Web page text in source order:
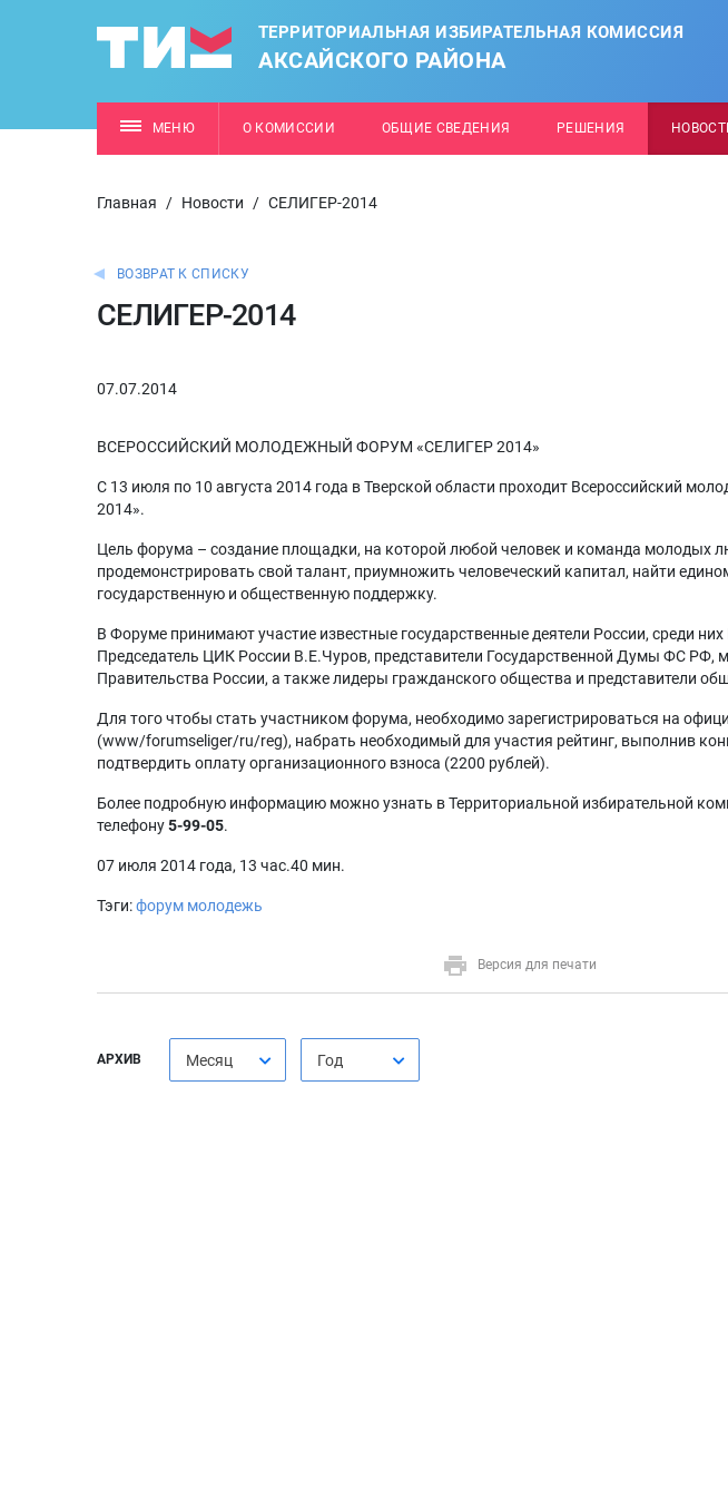
ТЕРРИТОРИАЛЬНАЯ ИЗБИРАТЕЛЬНАЯ КОМИССИЯ
АКСАЙСКОГО РАЙОНА
МЕНЮ О КОМИССИИ ОБЩИЕ СВЕДЕНИЯ РЕШЕНИЯ
Главная / Новости / СЕЛИГЕР-2014
ВОЗВРАТ К СПИСКУ
СЕЛИГЕР-2014
07.07.2014
ВСЕРОССИЙСКИЙ МОЛОДЕЖНЫЙ ФОРУМ «СЕЛИГЕР 2014»
С 13 июля по 10 августа 2014 года в Тверской области проходит Всероссийский
2014».
Цель форума – создание площадки, на которой любой человек и команда молодых
продемонстрировать свой талант, приумножить человеческий капитал, найти
государственную и общественную поддержку.
В Форуме принимают участие известные государственные деятели России, среди
Председатель ЦИК России В.Е.Чуров, представители Государственной Думы ФС РФ,
Правительства России, а также лидеры гражданского общества и представители
Для того чтобы стать участником форума, необходимо зарегистрироваться на
(www/forumseliger/ru/reg), набрать необходимый для участия рейтинг, выполнив
подтвердить оплату организационного взноса (2200 рублей).
Более подробную информацию можно узнать в Территориальной избирательной
телефону5-99-05.
07 июля 2014 года, 13 час.40 мин.
Тэги:форум молодежь
Версия для печати
АРХИВ Месяц Год